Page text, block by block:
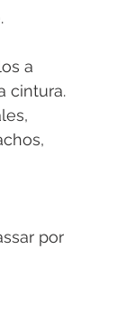
a
cintura.
por